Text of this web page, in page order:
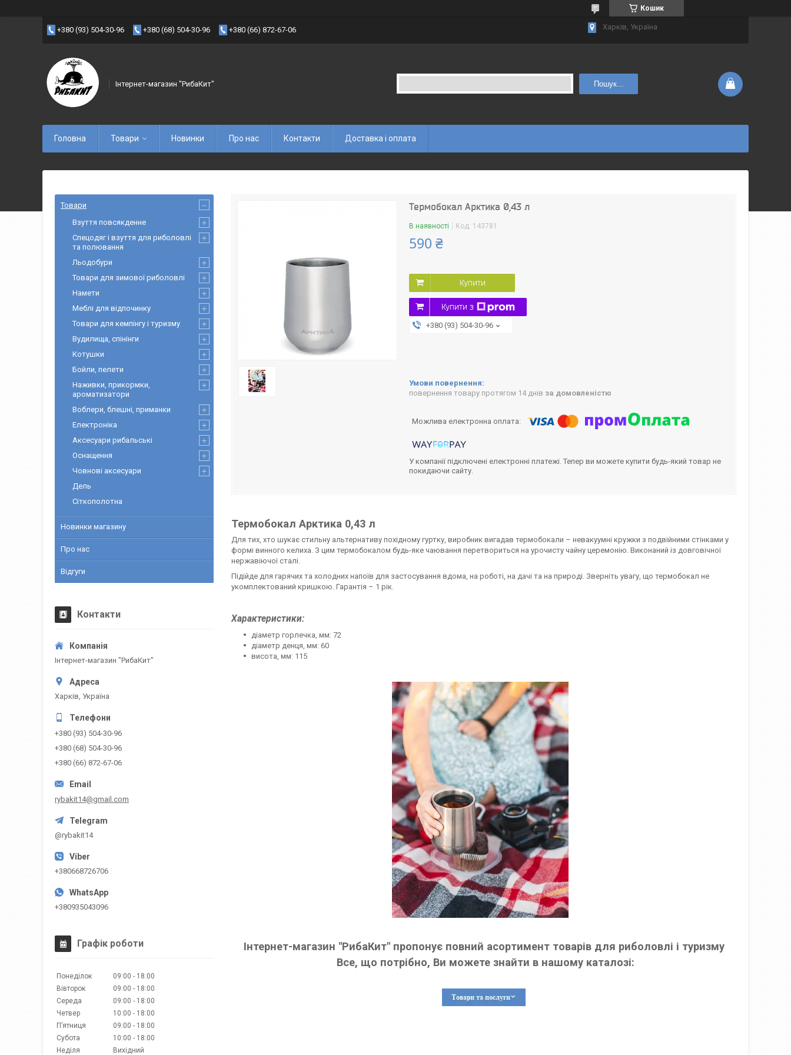
Кошик
+380 (93) 504-30-96 +380 (68) 504-30-96 +380 (66) 872-67-06 Харків, Україна
Інтернет-магазин "РибаКит" Пошук...
Головна Товари Новинки Про нас Контакти Доставка і оплата
Термобокал Арктика 0,43 л
В наявності Код: 143781
590 ₴
Купити
Купити з
+380 (93) 504-30-96
повернення товару протягом 14 днів за домовленістю
У компанії підключені електронні платежі. Тепер ви можете купити будь-який товар не
покидаючи сайту.
Термобокал Арктика 0,43 л
Для тих, хто шукає стильну альтернативу похідному гуртку, виробник вигадав термобокали – невакуумні кружки з подвійними стінками у
формі винного келиха. З цим термобокалом будь-яке чаювання перетвориться на урочисту чайну церемонію. Виконаний із довговічної
нержавіючої сталі.
Підійде для гарячих та холодних напоїв для застосування вдома, на роботі, на дачі та на природі. Зверніть увагу, що термобокал не
укомплектований кришкою. Гарантія – 1 рік.
Характеристики:
діаметр горлечка, мм: 72
діаметр денця, мм: 60
висота, мм: 115
Інтернет-магазин "РибаКит" пропонує повний асортимент товарів для риболовлі і туризму
Все, що потрібно, Ви можете знайти в нашому каталозі:
Товари
Взуття повсякденне
Спецодяг і взуття для риболовлі
та полювання
Льодобури
Товари для зимової риболовлі
Намети
Меблі для відпочинку
Товари для кемпінгу і туризму
Вудилища, спінінги
Котушки
Бойли, пелети
Наживки, прикормки,
ароматизатори
Воблери, блешні, приманки
Електроніка
Аксесуари рибальські
Оснащення
Човнові аксесуари
Дель
Сіткополотна
Новинки магазину
Про нас
Відгуги
Контакти
Інтернет-магазин "РибаКит"
Харків, Україна
+380 (93) 504-30-96
+380 (68) 504-30-96
+380 (66) 872-67-06
rybakit14@gmail.com
@rybakit14
+380668726706
+380935043096
Графік роботи
Понеділок 09:00
18:00
Вівторок
09:00
18:00
Середа
09:00
18:00
Четвер
10:00
18:00
Пʼятниця
09:00
18:00
Субота
10:00
18:00
Неділя
Вихідний